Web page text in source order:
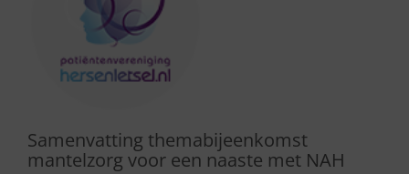
Samenvatting themabijeenkomst
mantelzorg voor een naaste met NAH